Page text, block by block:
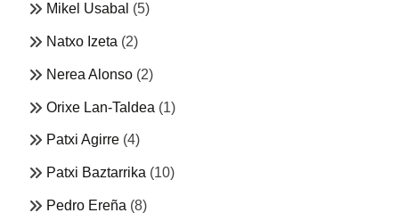
Mikel Usabal (5)
Natxo Izeta (2)
Nerea Alonso (2)
Orixe Lan-Taldea (1)
Patxi Agirre (4)
Patxi Baztarrika (10)
Pedro Ereña (8)